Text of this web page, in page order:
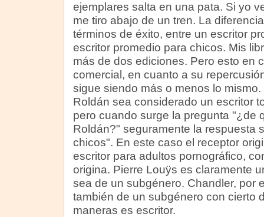
ejemplares salta en una pata. Si yo
me tiro abajo de un tren. La
términos de éxito, entre un escritor
escritor promedio para chicos. Mis
más de dos ediciones. Pero esto en
comercial, en cuanto a su
sigue siendo más o menos lo
Roldán sea considerado un escritor
pero cuando surge la pregunta "¿de
Roldán?" seguramente la respuesta
chicos". En este caso el receptor
escritor para adultos pornográfico,
origina. Pierre Louÿs es claramente
sea de un subgénero. Chandler, por
también de un subgénero con cierto
maneras es escritor.